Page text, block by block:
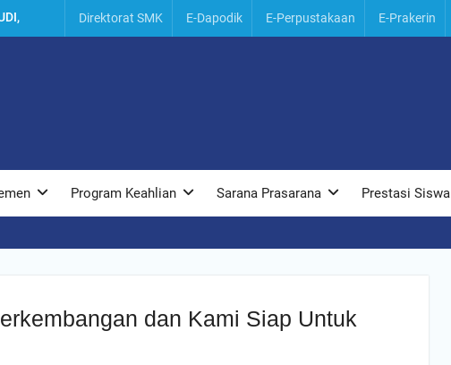
Direktorat SMK E-Dapodik E-Perpustakaan E-Prakerin
Program Keahlian Sarana Prasarana Prestasi Siswa
dan Kami Siap Untuk